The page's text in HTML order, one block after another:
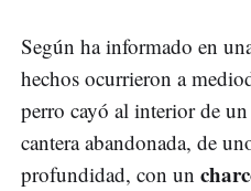
Según ha informado en
hechos ocurrieron a
perro cayó al interior de
cantera abandonada, de
profundidad, con un